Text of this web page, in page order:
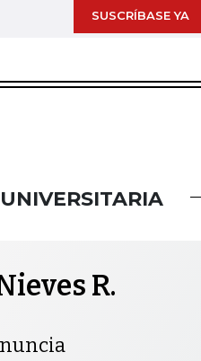
SUSCRÍBASE YA
R.